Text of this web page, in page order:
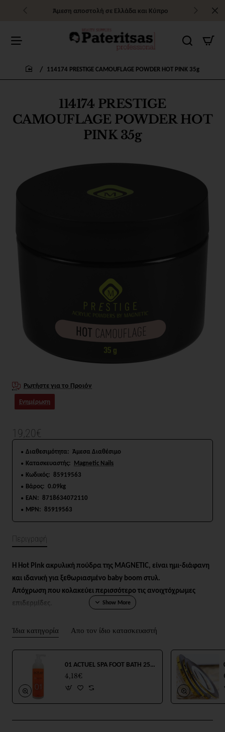
Άμεση αποστολή σε Ελλάδα και Κύπρο
114174 PRESTIGE
CAMOUFLAGE POWDER HOT
PINK 35g
114174 PRESTIGE CAMOUFLAGE POWDER HOT PINK 35g
Ρωτήστε για το Προιόν
Ενημέρωση
19,20€
Διαθεσιμότητα: Άμεσα Διαθέσιμο
Κατασκευαστής: Magnetic Nails
Κωδικός: 85919563
Βάρος: 0.09kg
EAN: 8718634072110
MPN: 85919563
Περιγραφή
H Hot Pink ακρυλική πούδρα της MAGNETIC, είναι ημι-διάφανη
και ιδανική για ξεθωριασμένο baby boom στυλ.
Απόχρωση που κολακεύει περισσότερο τις ανοιχτόχρωμες
επιδερμίδες.
Ίδια κατηγορία Απο τον ίδιο κατασκευαστή
01 ACTUEL SPA FOOT BATH 250ml
4,18€